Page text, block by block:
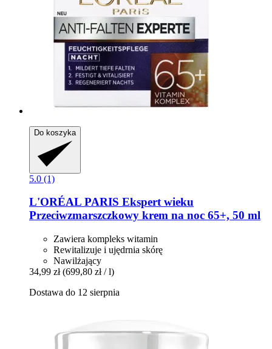
Do koszyka
5.0 (1)
L'ORÉAL PARIS Ekspert wieku
Przeciwzmarszczkowy krem na noc 65+, 50 ml
Zawiera kompleks witamin
Rewitalizuje i ujędrnia skórę
Nawilżający
34,99 zł (699,80 zł / l)
Dostawa do 12 sierpnia